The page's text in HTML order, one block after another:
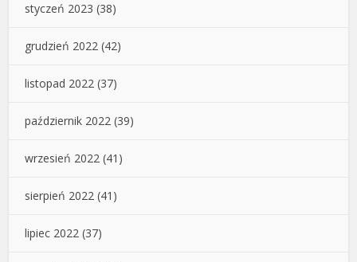
styczeń 2023 (38)
grudzień 2022 (42)
listopad 2022 (37)
październik 2022 (39)
wrzesień 2022 (41)
sierpień 2022 (41)
lipiec 2022 (37)